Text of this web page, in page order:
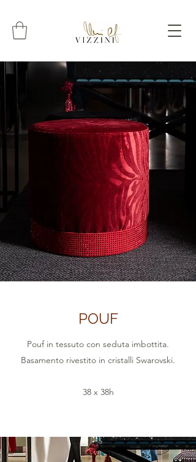
POUF
Pouf in tessuto con seduta imbottita.
Basamento rivestito in cristalli Swarovski.
38 x 38h
In versione:
- Middle Over